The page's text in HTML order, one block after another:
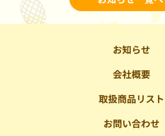
お知らせ
会社概要
取扱商品リスト
お問い合わせ